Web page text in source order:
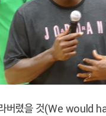
버렸을 것(We would